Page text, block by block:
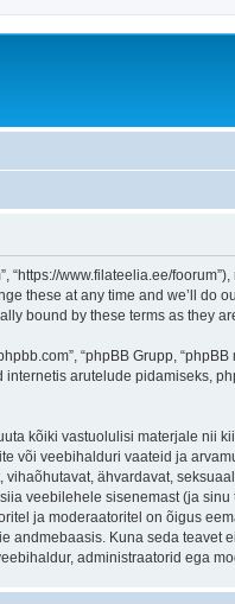
www.filateelia.ee/
these at any time and we’ll
bound by these terms as they
“phpBB Grupp,
internetis arutelude pidamiseks,
kõiki vastuolulisi materjale nii
või veebihalduri vaateid ja
ähvardavat,
veebilehele sisenemast (ja
ja moderaatoritel on õigus
Kuna seda
administraatorid ega